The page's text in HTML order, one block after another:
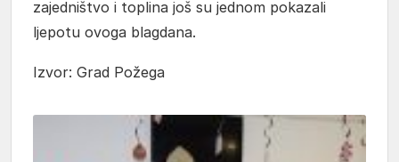
zajedništvo i toplina još su jednom pokazali
ljepotu ovoga blagdana.
Izvor: Grad Požega